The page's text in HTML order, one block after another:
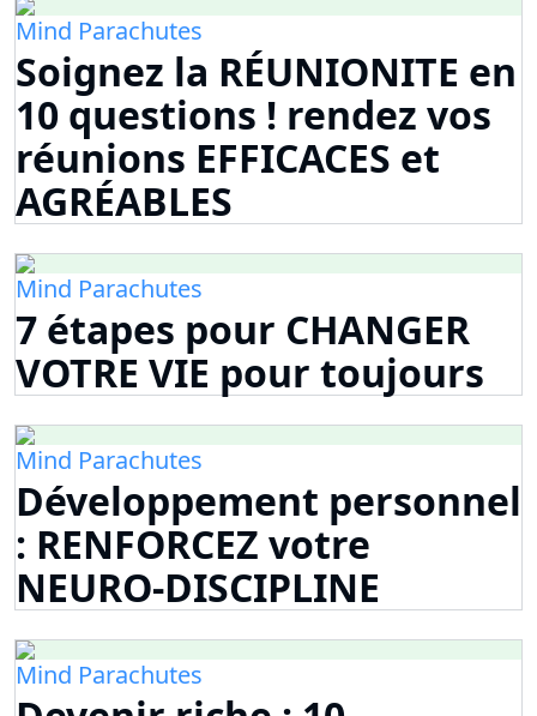
Mind Parachutes
Soignez la RÉUNIONITE en
10 questions ! rendez vos
réunions EFFICACES et
AGRÉABLES
Mind Parachutes
7 étapes pour CHANGER
VOTRE VIE pour toujours
Mind Parachutes
Développement personnel
: RENFORCEZ votre
NEURO-DISCIPLINE
Mind Parachutes